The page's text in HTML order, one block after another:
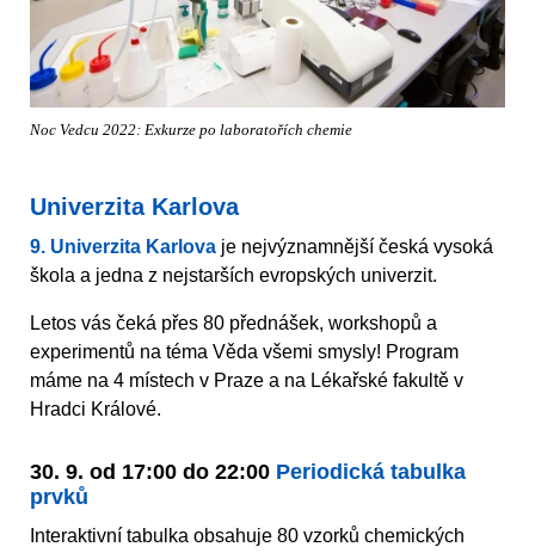
Noc Vedcu 2022: Exkurze po laboratořích chemie
Univerzita Karlova
9. Univerzita Karlova je nejvýznamnější česká vysoká
škola a jedna z nejstarších evropských univerzit.
Letos vás čeká přes 80 přednášek, workshopů a
experimentů na téma Věda všemi smysly! Program
máme na 4 místech v Praze a na Lékařské fakultě v
Hradci Králové.
30. 9. od 17:00 do 22:00 Periodická tabulka
prvků
Interaktivní tabulka obsahuje 80 vzorků chemických